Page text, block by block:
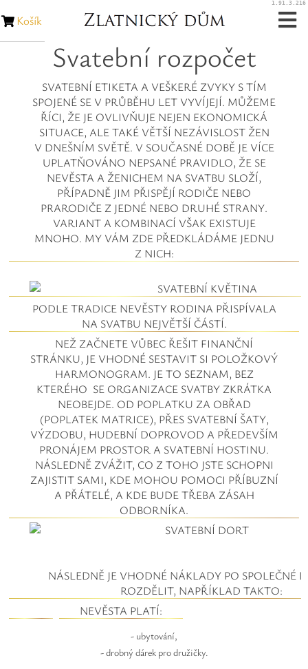
Zásnubní prsteny
Snubní prsteny
Zakázková výroba
Opravy šperků
Opravy hodinek
Diamanty
Safíry
GLI oceňování
Kontakt
Košík
1.91.3.216
Svatební rozpočet
SVATEBNÍ ETIKETA A VEŠKERÉ ZVYKY S TÍM
SPOJENÉ SE V PRŮBĚHU LET VYVÍJEJÍ. MŮŽEME
ŘÍCI, ŽE JE OVLIVŇUJE NEJEN EKONOMICKÁ
SITUACE, ALE TAKÉ VĚTŠÍ NEZÁVISLOST ŽEN
V DNEŠNÍM SVĚTĚ. V SOUČASNÉ DOBĚ JE VÍCE
UPLATŇOVÁNO NEPSANÉ PRAVIDLO, ŽE SE
NEVĚSTA A ŽENICHEM NA SVATBU SLOŽÍ,
PŘÍPADNĚ JIM PŘISPĚJÍ RODIČE NEBO
PRARODIČE Z JEDNÉ NEBO DRUHÉ STRANY.
VARIANT A KOMBINACÍ VŠAK EXISTUJE
MNOHO. MY VÁM ZDE PŘEDKLÁDÁME JEDNU
Z NICH:
PODLE TRADICE NEVĚSTY RODINA PŘISPÍVALA
NA SVATBU NEJVĚTŠÍ ČÁSTÍ.
NEŽ ZAČNETE VŮBEC ŘEŠIT FINANČNÍ
STRÁNKU, JE VHODNÉ SESTAVIT SI POLOŽKOVÝ
HARMONOGRAM. JE TO SEZNAM, BEZ
KTERÉHO SE ORGANIZACE SVATBY ZKRÁTKA
NEOBEJDE. OD POPLATKU ZA OBŘAD
(POPLATEK MATRICE), PŘES SVATEBNÍ ŠATY,
VÝZDOBU, HUDEBNÍ DOPROVOD A PŘEDEVŠÍM
PRONÁJEM PROSTOR A SVATEBNÍ HOSTINU.
NÁSLEDNĚ ZVÁŽIT, CO Z TOHO JSTE SCHOPNI
ZAJISTIT SAMI, KDE MOHOU POMOCI PŘÍBUZNÍ
A PŘÁTELÉ, A KDE BUDE TŘEBA ZÁSAH
ODBORNÍKA.
NÁSLEDNĚ JE VHODNÉ NÁKLADY PO SPOLEČNÉ
ROZDĚLIT, NAPŘÍKLAD TAKTO:
NEVĚSTA PLATÍ:
- ubytování,
- drobný dárek pro družičky.